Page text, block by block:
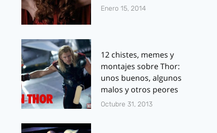
Enero 15, 2014
12 chistes, memes y
montajes sobre Thor:
unos buenos, algunos
malos y otros peores
Octubre 31, 2013